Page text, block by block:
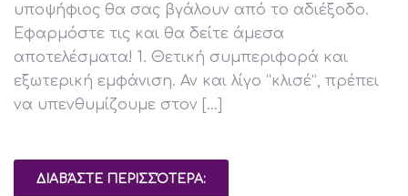
υποψήφιος θα σας βγάλουν από το αδιέξοδο.
Εφαρμόστε τις και θα δείτε άμεσα
αποτελέσματα! 1. Θετική συμπεριφορά και
εξωτερική εμφάνιση. Αν και λίγο “κλισέ”, πρέπει
να υπενθυμίζουμε στον […]
ΔΙΑΒΆΣΤΕ ΠΕΡΙΣΣΌΤΕΡΑ: